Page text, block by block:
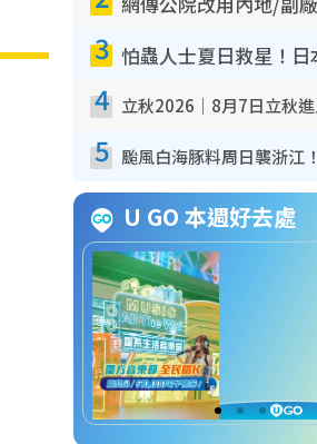
3
4
5
U GO 本週好去處